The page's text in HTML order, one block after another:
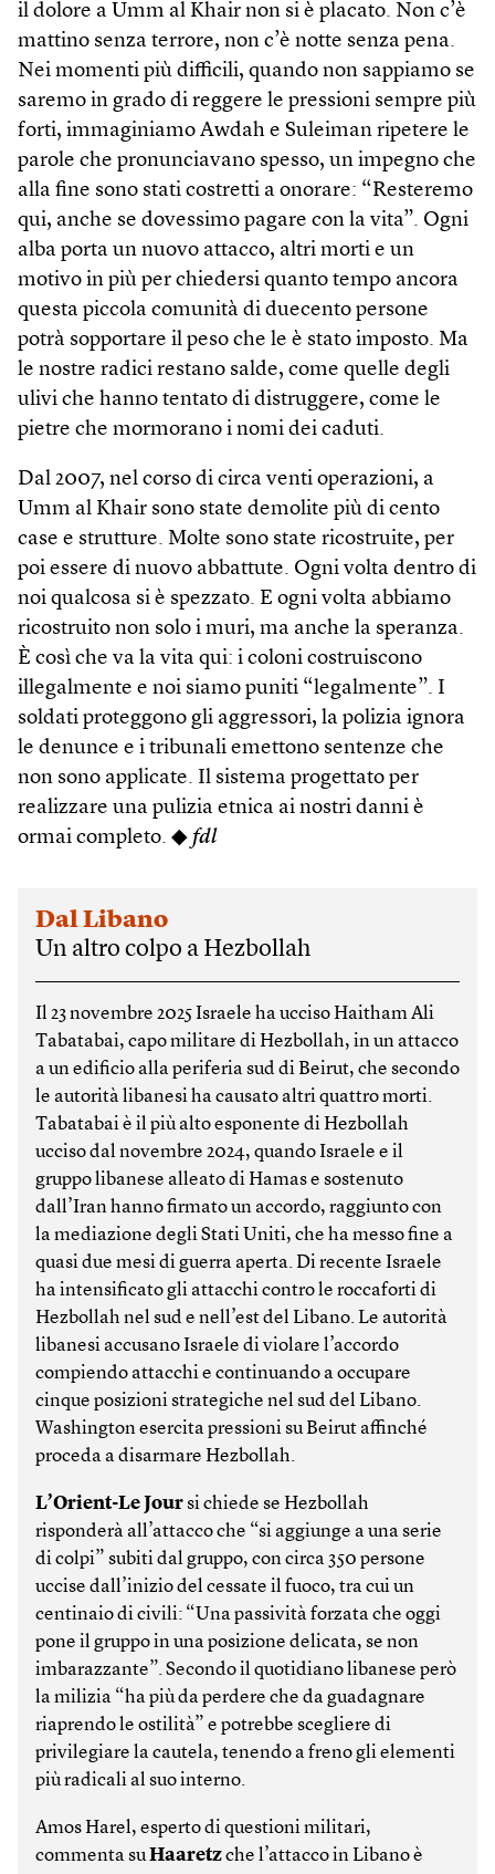
il dolore a Umm al Khair non si è placato. Non c’è
mattino senza terrore, non c’è notte senza pena.
Nei momenti più difficili, quando non sappiamo se
saremo in grado di reggere le pressioni sempre più
forti, immaginiamo Awdah e Suleiman ripetere le
parole che pronunciavano spesso, un impegno che
alla fine sono stati costretti a onorare: “Resteremo
qui, anche se dovessimo pagare con la vita”. Ogni
alba porta un nuovo attacco, altri morti e un
motivo in più per chiedersi quanto tempo ancora
questa piccola comunità di duecento persone
potrà sopportare il peso che le è stato imposto. Ma
le nostre radici restano salde, come quelle degli
ulivi che hanno tentato di distruggere, come le
pietre che mormorano i nomi dei caduti.
Dal 2007, nel corso di circa venti operazioni, a
Umm al Khair sono state demolite più di cento
case e strutture. Molte sono state ricostruite, per
poi essere di nuovo abbattute. Ogni volta dentro di
noi qualcosa si è spezzato. E ogni volta abbiamo
ricostruito non solo i muri, ma anche la speranza.
È così che va la vita qui: i coloni costruiscono
illegalmente e noi siamo puniti “legalmente”. I
soldati proteggono gli aggressori, la polizia ignora
le denunce e i tribunali emettono sentenze che
non sono applicate. Il sistema progettato per
realizzare una pulizia etnica ai nostri danni è
ormai completo. ◆ fdl
Dal Libano
Un altro colpo a Hezbollah
Il 23 novembre 2025 Israele ha ucciso Haitham Ali
Tabatabai, capo militare di Hezbollah, in un attacco
a un edificio alla periferia sud di Beirut, che secondo
le autorità libanesi ha causato altri quattro morti.
Tabatabai è il più alto esponente di Hezbollah
ucciso dal novembre 2024, quando Israele e il
gruppo libanese alleato di Hamas e sostenuto
dall’Iran hanno firmato un accordo, raggiunto con
la mediazione degli Stati Uniti, che ha messo fine a
quasi due mesi di guerra aperta. Di recente Israele
ha intensificato gli attacchi contro le roccaforti di
Hezbollah nel sud e nell’est del Libano. Le autorità
libanesi accusano Israele di violare l’accordo
compiendo attacchi e continuando a occupare
cinque posizioni strategiche nel sud del Libano.
Washington esercita pressioni su Beirut affinché
proceda a disarmare Hezbollah.
L’Orient-Le Joursi chiede se Hezbollah
risponderà all’attacco che “si aggiunge a una serie
di colpi” subiti dal gruppo, con circa 350 persone
uccise dall’inizio del cessate il fuoco, tra cui un
centinaio di civili: “Una passività forzata che oggi
pone il gruppo in una posizione delicata, se non
imbarazzante”. Secondo il quotidiano libanese però
la milizia “ha più da perdere che da guadagnare
riaprendo le ostilità” e potrebbe scegliere di
privilegiare la cautela, tenendo a freno gli elementi
più radicali al suo interno.
Amos Harel, esperto di questioni militari,
commenta suHaaretzche l’attacco in Libano è